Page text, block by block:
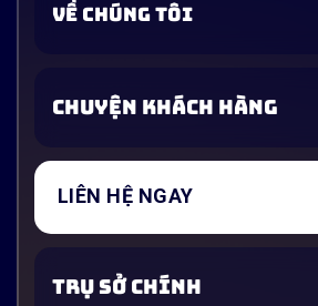
VỀ CHÚNG TÔI
CHUYỆN KHÁCH HÀNG
LIÊN HỆ NGAY
TRỤ SỞ CHÍNH